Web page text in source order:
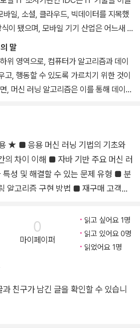
야의 첫 번째 책이자, Weka를 이용한 머
Weka How-to』를 출간했다. 그에
그의 웹사이트 http://bostjankaluza.ne
집필하고 번역서를 출간했으며, 기술을
어 보게 하는 것'을 교육 철학으로 삼고
(NXP)을 통해 AI 기반 산업 전환과 개인
와 강의를 이어가고 있다. 소프트웨어
관심이 많으며, 에이콘출판에서 출간한 『A
트 스터디 가이드 - 어소시에이트 4/e』(2
했다.
일, 소셜, 클라우드, 빅데이터를 지목했
이 됐으며, 모바일 기기 산업은 어느새 성
콘텐츠와 소셜 서비스는 치열한 경쟁만을
에서 다양한 스마트 기기와 클라우드 환
빅데이터를 시각화하고 유용한 도구 혹은
가 거듭되고 있다. 이런 시도 가운데 국
자, 보건 행정 공무원, 정책 입안자, 대통
높은 관심을 받고 있다. 고객의 명단이 아
나, 고객이 왜 그런 행동을 했는지 맥락을
닝은 주요한 역할을 할 수 있는 단계에 접
부터 산업계, 학계가 앞다퉈서 머신 러닝
구성하는, 기본적인 이론의 개요를 파악
. 더욱이 개발과 회의, 업무 조율 등으로
있는 현업 개발자라면 머신 러닝의 개
립, 유용한 라이브러리 소개, 해당 라이브
말
위 영역으로, 컴퓨터가 알고리즘과 데이
고, 행동할 수 있도록 가르치기 위한 것이
, 머신 러닝 알고리즘은 이를 통해 데이터
로 주요 학습 개념과 실용적인 예제를 이
을 작성하고 구현할 수 있는 방법을 설명
러닝의 주요 라이브러리인 Weka, Apac
해서도 상세히 알아본다. 이 책은 특정
브러리가 좋은지 살펴보며, 서로 다른 기
다루며, 입력 데이터의 전처리, 서로 다른
결합 방법에 대해서도 설명한다.
들어진 자바 라이브러리를 명확하고도
기법의 선택, 과정의 성공 정도에 대한
기초와
의 차이 이해 ■ 자바 기반 주요 머신 러
특성 및 해결할 수 있는 문제 유형 ■ 분
알고리즘 구현 방법 ■ 재구매 고객의
추천 엔진 개발 ■ 머신 러닝을
또는 심층 학습의
구 ■ 스마트폰 센서를 활용한 동작 인
케이션 구현 ★ 이 책의 대상
러리의 사용 방법을 설명하기 위한 책
없지만 머신 러닝의 개념을 아는 사
0
마이페이퍼
읽고 싶어요 1명
읽고 있어요 0명
읽었어요 1명
친구가 남긴 글을 확인할 수 있습니